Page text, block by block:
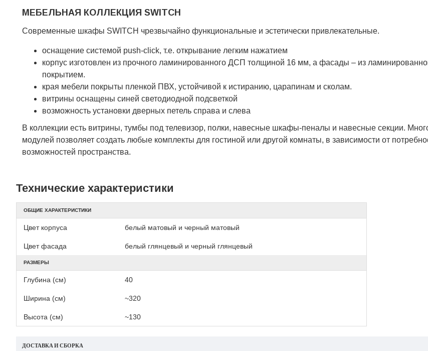
МЕБЕЛЬНАЯ КОЛЛЕКЦИЯ SWITCH
Современные шкафы SWITCH чрезвычайно функциональные и эстетически привлекательные.
оснащение системой push-click, т.е. открывание легким нажатием
корпус изготовлен из прочного ламинированного ДСП толщиной 16 мм, а фасады – из
покрытием.
края мебели покрыты пленкой ПВХ, устойчивой к истиранию, царапинам и сколам.
витрины оснащены синей светодиодной подсветкой
возможность установки дверных петель справа и слева
В коллекции есть витрины, тумбы под телевизор, полки, навесные шкафы-пеналы и навесные секции.
модулей позволяет создать любые комплекты для гостиной или другой комнаты, в зависимости от
возможностей пространства.
Технические характеристики
ОБЩИЕ ХАРАКТЕРИСТИКИ
Цвет корпуса белый матовый и черный матовый
Цвет фасада белый глянцевый и черный глянцевый
РАЗМЕРЫ
Глубина (см) 40
Ширина (см) ~320
Высота (см) ~130
ДОСТАВКА И СБОРКА